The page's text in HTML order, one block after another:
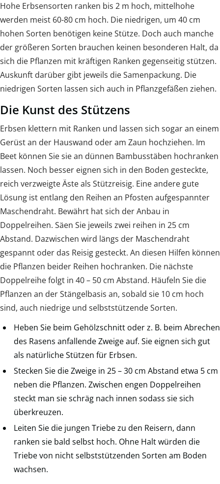
Hohe Erbsensor­ten ranken bis 2 m hoch, mittelhohe
werden meist 60-80 cm hoch. Die niedrigen, um 40 cm
hohen Sorten benötigen keine Stütze. Doch auch manche
der größeren Sorten brauchen keinen besonderen Halt, da
sich die Pflanzen mit kräftigen Ranken gegen­seitig stützen.
Auskunft darüber gibt jeweils die Samenpackung. Die
niedrigen Sorten lassen sich auch in Pflanzgefäßen ziehen.
Die Kunst des Stützens
Erbsen klettern mit Ranken und lassen sich sogar an einem
Gerüst an der Hauswand oder am Zaun hochziehen. Im
Beet können Sie sie an dün­nen Bambusstäben hochranken
lassen. Noch besser eignen sich in den Boden gesteckte,
reich verzweigte Äste als Stützreisig. Eine andere gute
Lösung ist entlang den Reihen an Pfosten aufgespannter
Maschendraht. Bewährt hat sich der Anbau in
Doppelreihen. Säen Sie jeweils zwei reihen in 25 cm
Abstand. Dazwischen wird längs der Maschendraht
gespannt oder das Reisig gesteckt. An diesen Hilfen können
die Pflanzen beider Reihen hochranken. Die nächste
Doppelreihe folgt in 40 – 50 cm Abstand. Häufeln Sie die
Pflanzen an der Stängelbasis an, sobald sie 10 cm hoch
sind, auch niedrige und selbststützende Sorten.
Heben Sie beim Gehölzschnitt oder z. B. beim Abrechen
des Rasens anfallende Zweige auf. Sie eignen sich gut
als natürliche Stützen für Erbsen.
Stecken Sie die Zweige in 25 – 30 cm Abstand etwa 5 cm
neben die Pflanzen. Zwischen engen Doppelreihen
steckt man sie schräg nach innen sodass sie sich
überkreuzen.
Leiten Sie die jungen Triebe zu den Reisern, dann
ranken sie bald selbst hoch. Ohne Halt würden die
Triebe von nicht selbststützenden Sorten am Boden
wachsen.